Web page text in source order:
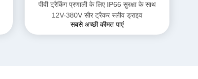
पीवी ट्रैकिंग प्रणाली के लिए IP66 सुरक्षा के साथ
12V-380V सौर ट्रैकर स्लीव ड्राइव
सबसे अच्छी कीमत पाएं